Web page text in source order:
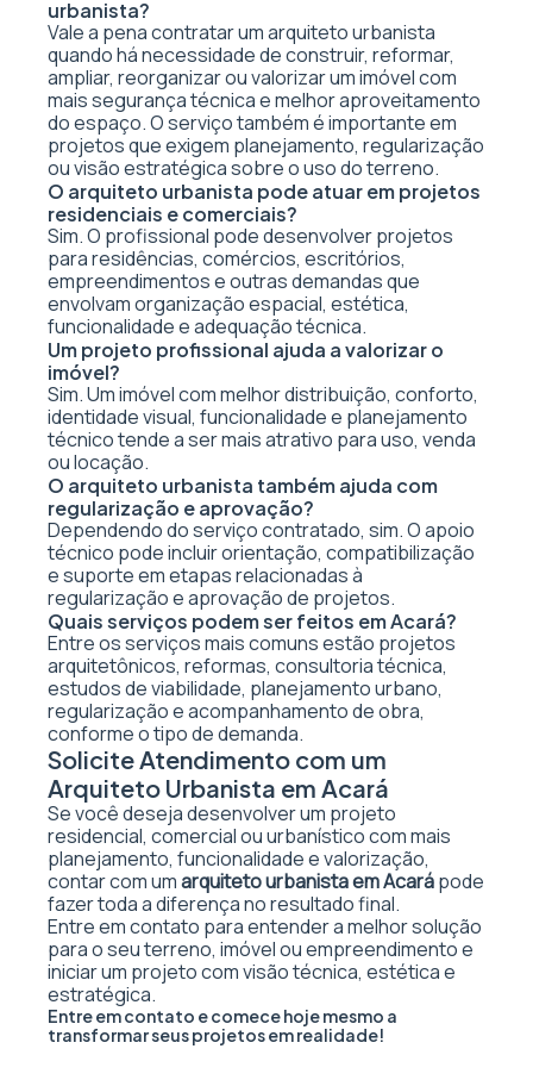
urbanista?
Vale a pena contratar um arquiteto urbanista
quando há necessidade de construir, reformar,
ampliar, reorganizar ou valorizar um imóvel com
mais segurança técnica e melhor aproveitamento
do espaço. O serviço também é importante em
projetos que exigem planejamento, regularização
ou visão estratégica sobre o uso do terreno.
O arquiteto urbanista pode atuar em projetos
residenciais e comerciais?
Sim. O profissional pode desenvolver projetos
para residências, comércios, escritórios,
empreendimentos e outras demandas que
envolvam organização espacial, estética,
funcionalidade e adequação técnica.
Um projeto profissional ajuda a valorizar o
imóvel?
Sim. Um imóvel com melhor distribuição, conforto,
identidade visual, funcionalidade e planejamento
técnico tende a ser mais atrativo para uso, venda
ou locação.
O arquiteto urbanista também ajuda com
regularização e aprovação?
Dependendo do serviço contratado, sim. O apoio
técnico pode incluir orientação, compatibilização
e suporte em etapas relacionadas à
regularização e aprovação de projetos.
Quais serviços podem ser feitos em Acará?
Entre os serviços mais comuns estão projetos
arquitetônicos, reformas, consultoria técnica,
estudos de viabilidade, planejamento urbano,
regularização e acompanhamento de obra,
conforme o tipo de demanda.
Solicite Atendimento com um
Arquiteto Urbanista em Acará
Se você deseja desenvolver um projeto
residencial, comercial ou urbanístico com mais
planejamento, funcionalidade e valorização,
contar com umarquiteto urbanista em Acarápode
fazer toda a diferença no resultado final.
Entre em contato para entender a melhor solução
para o seu terreno, imóvel ou empreendimento e
iniciar um projeto com visão técnica, estética e
estratégica.
Entre em contato e comece hoje mesmo a
transformar seus projetos em realidade!